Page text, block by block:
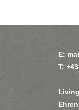
E:
T: